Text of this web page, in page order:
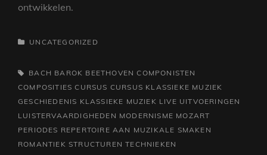
ontwikkelen.
CATEGORIEËN
UNCATEGORIZED
TAGS,BACH BAROK BEETHOVEN COMPONISTEN
COMPOSITIES CURSUS CURSUS KLASSIEKE MUZIEK
GESCHIEDENIS KLASSIEKE MUZIEK LIVE UITVOERINGEN
LUISTERVAARDIGHEDEN MODERNISME MOZART
PERIODES REPERTOIRE AAN MUZIKALE SMAKEN
ROMANTIEK STRUCTUREN TECHNIEKEN